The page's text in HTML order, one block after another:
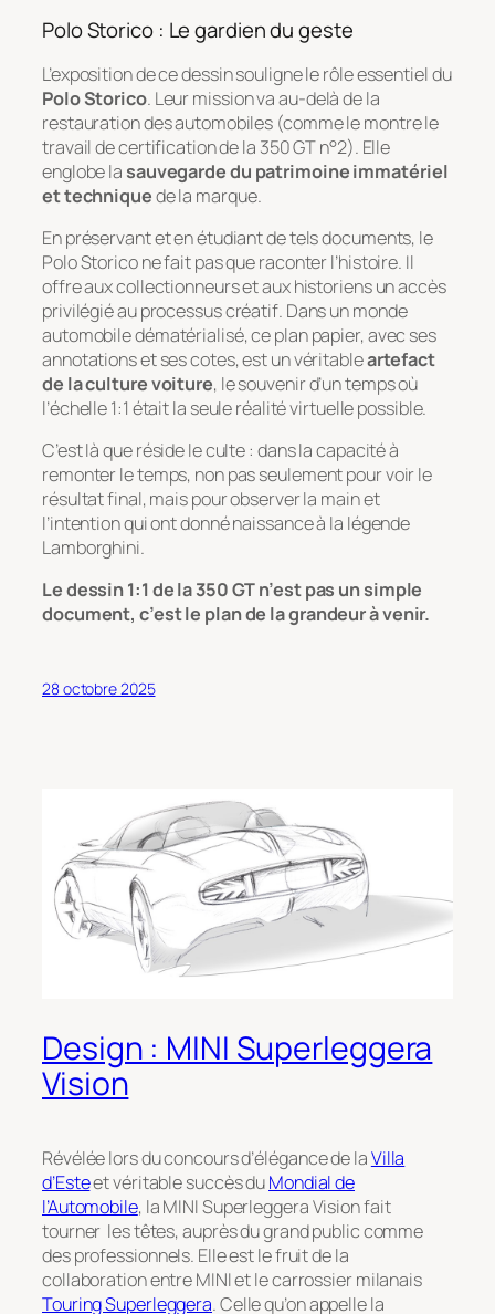
Polo Storico : Le gardien du geste
L’exposition de ce dessin souligne le rôle essentiel du
Polo Storico. Leur mission va au-delà de la
restauration des automobiles (comme le montre le
travail de certification de la 350 GT n°2). Elle
englobe la sauvegarde du patrimoine immatériel
et techniquede la marque.
En préservant et en étudiant de tels documents, le
Polo Storico ne fait pas que raconter l’histoire. Il
offre aux collectionneurs et aux historiens un accès
privilégié auprocessus créatif. Dans un monde
automobile dématérialisé, ce plan papier, avec ses
annotations et ses cotes, est un véritableartefact
de la culture voiture, le souvenir d’un temps où
l’échelle 1:1 était la seule réalité virtuelle possible.
C’est là que réside le culte : dans la capacité à
remonter le temps, non pas seulement pour voir le
résultat final, mais pour observer la main et
l’intention qui ont donné naissance à la légende
Lamborghini.
Le dessin 1:1 de la 350 GT n’est pas un simple
document, c’est le plan de la grandeur à venir.
28 octobre 2025
Design : MINI Superleggera
Vision
Révélée lors du concours d’élégance de laVilla
d’Esteet véritable succès duMondial de
l’Automobile, la MINI Superleggera Vision fait
tourner les têtes, auprès du grand public comme
des professionnels. Elle est le fruit de la
collaboration entre MINI et le carrossier milanais
Touring Superleggera. Celle qu’on appelle la